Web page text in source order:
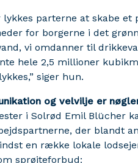
lykkes parterne at skabe
for borgerne i det
vi omdanner til
hele 2,5 millioner
siger hun.
og velvilje er
i Solrød Emil Blücher
der blandt
en række lokale
sprøjteforbud: